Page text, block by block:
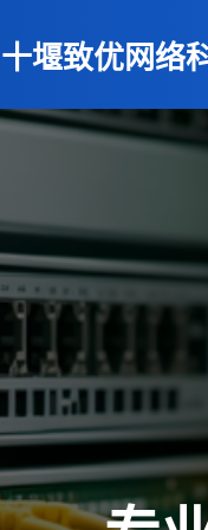
十堰致优网络